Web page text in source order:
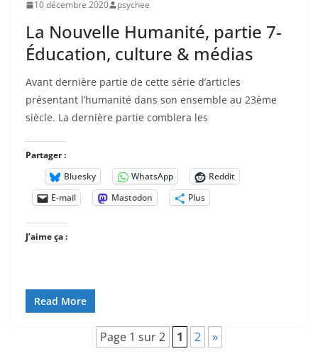
10 décembre 2020 psychee
La Nouvelle Humanité, partie 7-
Éducation, culture & médias
Avant dernière partie de cette série d’articles
présentant l’humanité dans son ensemble au 23ème
siècle. La dernière partie comblera les
Partager :
Bluesky
WhatsApp
Reddit
E-mail
Mastodon Plus
J’aime ça :
Read More
Page 1 sur 2 1 2 »